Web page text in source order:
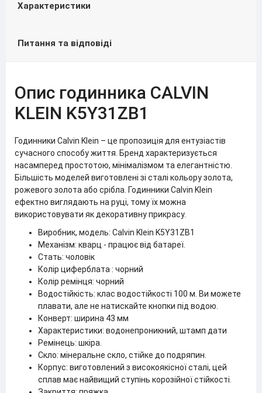
Характеристики
Питання та відповіді
Опис годинника CALVIN
KLEIN K5Y31ZB1
Годинники Calvin Klein – це пропозиція для ентузіастів
сучасного способу життя. Бренд характеризується
насамперед простотою, мінімалізмом та елегантністю.
Більшість моделей виготовлені зі сталі кольору золота,
рожевого золота або срібла. Годинники Calvin Klein
ефектно виглядають на руці, тому їх можна
використовувати як декоративну прикрасу.
Виробник, модель: Calvin Klein K5Y31ZB1
Механізм: кварц - працює від батареї.
Стать: чоловік
Колір циферблата : чорний
Колір ремінця: чорний
Водостійкість: клас водостійкості 100 м. Ви можете
плавати, але не натискайте кнопки під водою.
Конверт: ширина 43 мм
Характеристики: водонепроникний, штамп дати
Ремінець: шкіра.
Скло: мінеральне скло, стійке до подряпин.
Корпус: виготовлений з високоякісної сталі, цей
сплав має найвищий ступінь корозійної стійкості.